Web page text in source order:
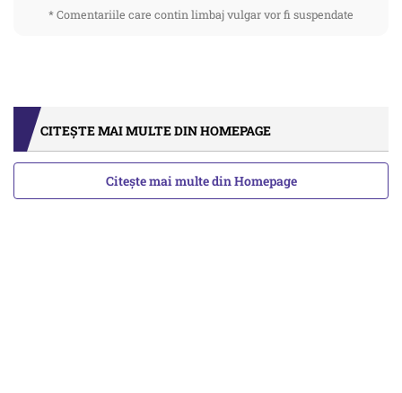
* Comentariile care contin limbaj vulgar vor fi suspendate
CITEȘTE MAI MULTE DIN HOMEPAGE
Citește mai multe din Homepage